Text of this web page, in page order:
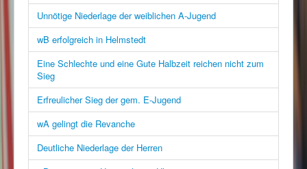
Unnötige Niederlage der weiblichen A-Jugend
wB erfolgreich in Helmstedt
Eine Schlechte und eine Gute Halbzeit reichen nicht zum
Sieg
Erfreulicher Sieg der gem. E-Jugend
wA gelingt die Revanche
Deutliche Niederlage der Herren